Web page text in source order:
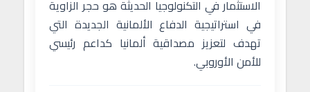
الاستثمار في التكنولوجيا الحديثة هو حجر الزاوية
في استراتيجية الدفاع الألمانية الجديدة التي
تهدف لتعزيز مصداقية ألمانيا كداعم رئيسي
للأمن الأوروبي.